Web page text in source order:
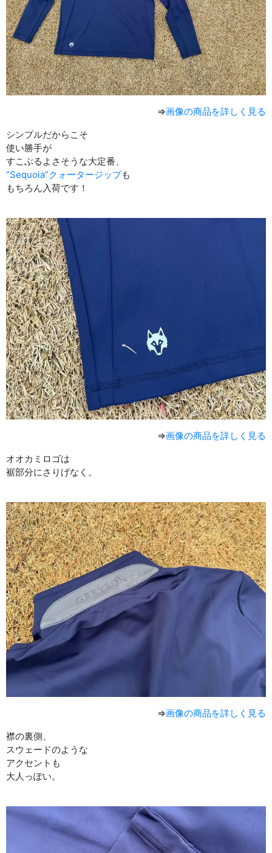
⇒画像の商品を詳しく見る
シンプルだからこそ
使い勝手が
すこぶるよさそうな大定番、
“Sequoia”クォータージップも
もちろん入荷です！
⇒画像の商品を詳しく見る
オオカミロゴは
裾部分にさりげなく。
⇒画像の商品を詳しく見る
襟の裏側、
スウェードのような
アクセントも
大人っぽい。